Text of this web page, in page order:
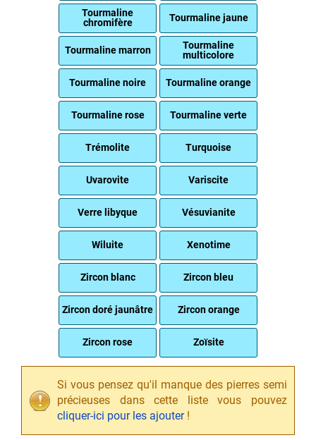
Tourmaline
chromifère
Tourmaline jaune
Tourmaline marron
Tourmaline
multicolore
Tourmaline noire Tourmaline orange
Tourmaline rose Tourmaline verte
Trémolite Turquoise
Uvarovite Variscite
Verre libyque Vésuvianite
Wiluite Xenotime
Zircon blanc Zircon bleu
Zircon doré jaunâtre Zircon orange
Zircon rose Zoïsite
Si vous pensez qu'il manque des pierres semi
précieuses dans cette liste vous pouvez
cliquer-ici pour les ajouter!